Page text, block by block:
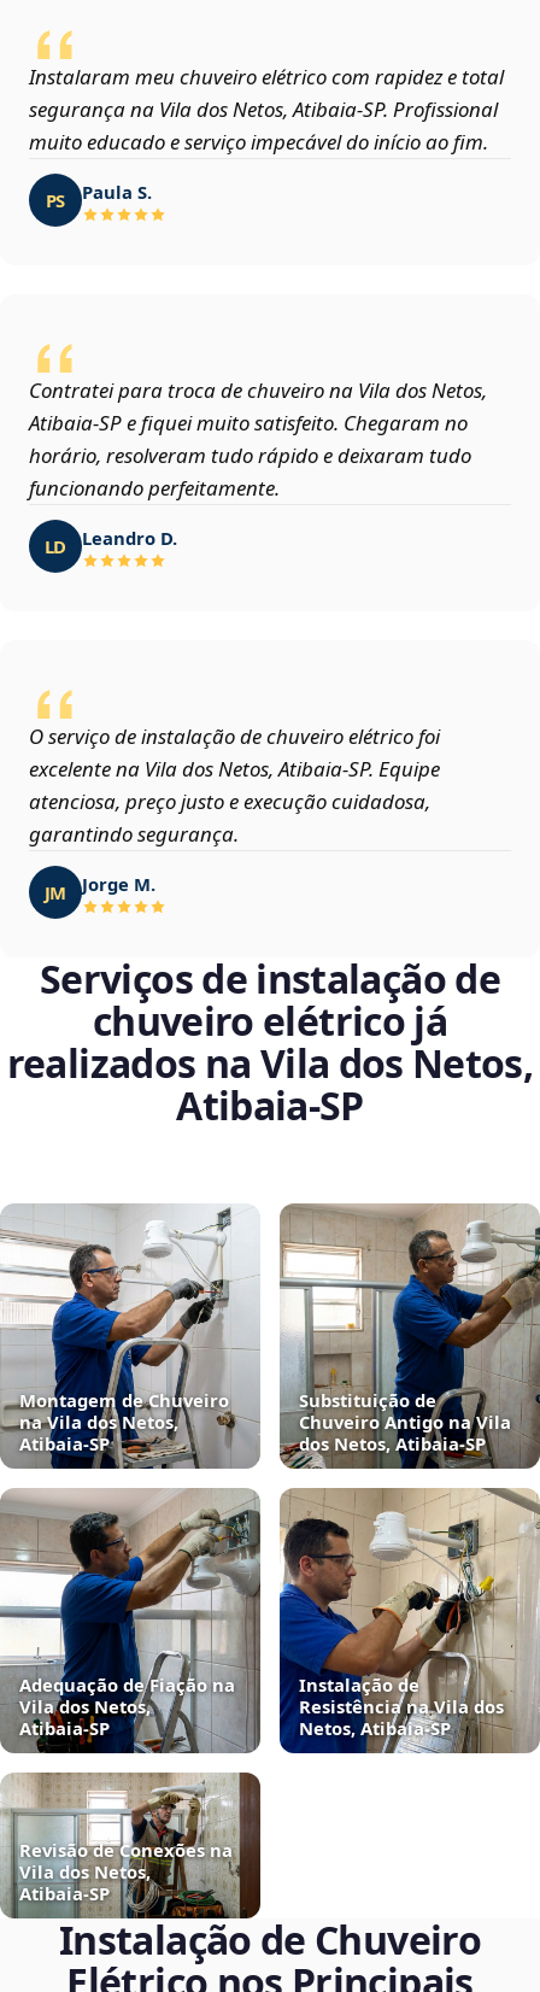
Instalaram meu chuveiro elétrico com rapidez e total
segurança na Vila dos Netos, Atibaia‑SP. Profissional
muito educado e serviço impecável do início ao fim.
PS Paula S.
Contratei para troca de chuveiro na Vila dos Netos,
Atibaia‑SP e fiquei muito satisfeito. Chegaram no
horário, resolveram tudo rápido e deixaram tudo
funcionando perfeitamente.
LD Leandro D.
O serviço de instalação de chuveiro elétrico foi
excelente na Vila dos Netos, Atibaia‑SP. Equipe
atenciosa, preço justo e execução cuidadosa,
garantindo segurança.
JM Jorge M.
Serviços de instalação de
chuveiro elétrico já
realizados na Vila dos Netos,
Atibaia‑SP
Montagem de Chuveiro
na Vila dos Netos,
Atibaia‑SP
Substituição de
Chuveiro Antigo na Vila
dos Netos, Atibaia‑SP
Adequação de Fiação na
Vila dos Netos,
Atibaia‑SP
Instalação de
Resistência na Vila dos
Netos, Atibaia‑SP
Revisão de Conexões na
Vila dos Netos,
Atibaia‑SP
Instalação de Chuveiro
Elétrico nos Principais